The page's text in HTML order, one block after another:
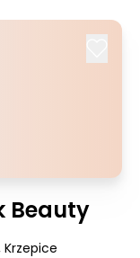
Beauty
Krzepice